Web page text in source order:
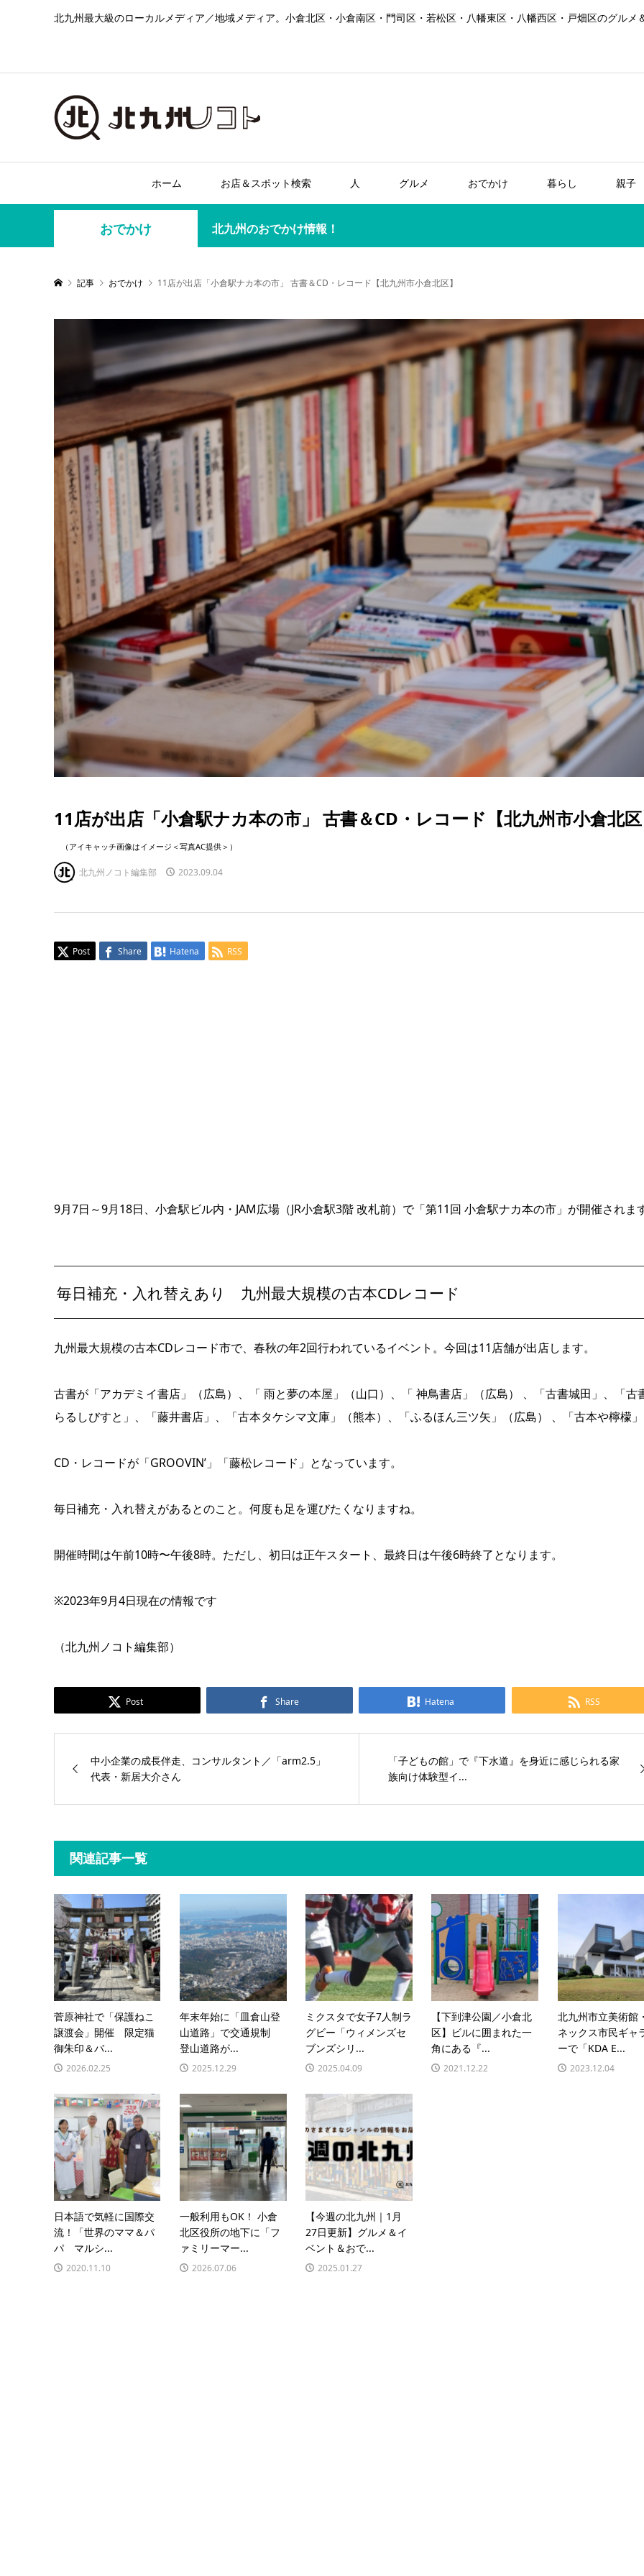
北九州最大級のローカルメディア／地域メディア。小倉北区・小倉南区・門司区・若松区・八幡東区・八幡西区・戸畑区のグル
ホーム お店＆スポット検索 人 グルメ おでかけ 暮らし 親子
おでかけ 北九州のおでかけ情報！
記事 おでかけ 11店が出店「小倉駅ナカ本の市」 古書＆CD・レコード【北九州市小倉北区】
11店が出店「小倉駅ナカ本の市」 古書＆CD・レコード【北九州市小倉北
（アイキャッチ画像はイメージ＜写真AC提供＞）
北九州ノコト編集部 2023.09.04
Post Share Hatena RSS
9月7日～9月18日、小倉駅ビル内・JAM広場（JR小倉駅3階 改札前）で「第11回 小倉駅ナカ本の市」が開催されま
毎日補充・入れ替えあり 九州最大規模の古本CDレコード
九州最大規模の古本CDレコード市で、春秋の年2回行われているイベント。今回は11店舗が出店します。
古書が「アカデミイ書店」（広島）、「 雨と夢の本屋」（山口）、「 神鳥書店」（広島） 、「古書城田」、「古
らるしびすと」、「藤井書店」、「古本タケシマ文庫」（熊本）、「ふるほん三ツ矢」（広島） 、「古本や檸檬
CD・レコードが「GROOVIN’」「藤松レコード」となっています。
毎日補充・入れ替えがあるとのこと。何度も足を運びたくなりますね。
開催時間は午前10時〜午後8時。ただし、初日は正午スタート、最終日は午後6時終了となります。
※2023年9月4日現在の情報です
（北九州ノコト編集部）
Post Share Hatena RSS
中小企業の成長伴走、コンサルタント／「arm2.5」
代表・新居大介さん
「子どもの館」で『下水道』を身近に感じられる家
族向け体験型イ...
関連記事一覧
菅原神社で「保護ねこ
譲渡会」開催 限定猫
御朱印＆バ...
2026.02.25
年末年始に「皿倉山登
山道路」で交通規制
登山道路が...
2025.12.29
ミクスタで女子7人制ラ
グビー「ウィメンズセ
ブンズシリ...
2025.04.09
【下到津公園／小倉北
区】ビルに囲まれた一
角にある『...
2021.12.22
北九州市立美術館
ネックス市民ギャ
ーで「KDA E...
2023.12.04
日本語で気軽に国際交
流！「世界のママ＆パ
パ マルシ...
2020.11.10
一般利用もOK！ 小倉
北区役所の地下に「フ
ァミリーマー...
2026.07.06
【今週の北九州｜1月
27日更新】グルメ＆イ
ベント＆おで...
2025.01.27